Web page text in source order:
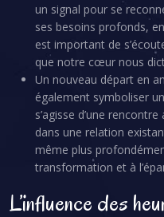
un signal pour se
ses besoins profonds,
est important de
que notre cœur nous
Un nouveau départ en
également symboliser
s’agisse d’une
dans une relation
même plus
transformation et à
L’influence des